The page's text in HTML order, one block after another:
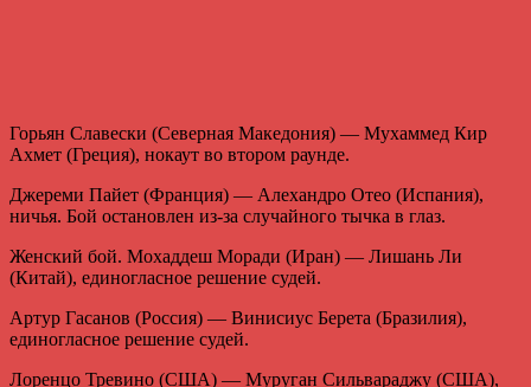
Горьян Славески (Северная Македония) — Мухаммед Кир
Ахмет (Греция), нокаут во втором раунде.
Джереми Пайет (Франция) — Алехандро Отео (Испания),
ничья. Бой остановлен из-за случайного тычка в глаз.
Женский бой. Мохаддеш Моради (Иран) — Лишань Ли
(Китай), единогласное решение судей.
Артур Гасанов (Россия) — Винисиус Берета (Бразилия),
единогласное решение судей.
Лоренцо Тревино (США) — Муруган Сильвараджу (США),